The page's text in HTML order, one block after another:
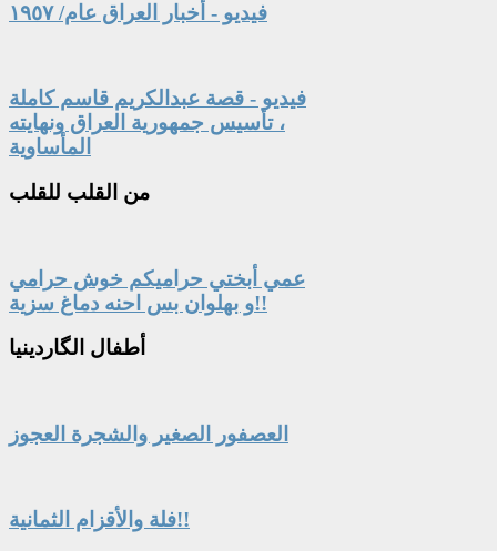
فيديو - أخبار العراق عام/ ١٩٥٧
فيديو - قصة عبدالكريم قاسم كاملة
، تأسيس جمهورية العراق ونهايته
المأساوية
من القلب للقلب
عمي أبختي حراميكم خوش حرامي
و بهلوان بس احنه دماغ سزية!!
أطفال الگاردينيا
العصفور الصغير والشجرة العجوز
فلة والأقزام الثمانية!!